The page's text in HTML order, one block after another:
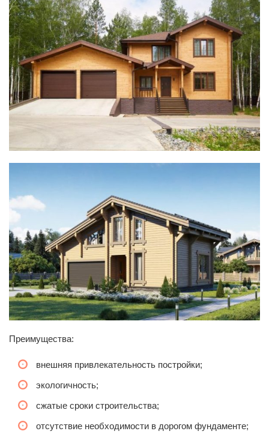
Преимущества:
внешняя привлекательность постройки;
экологичность;
сжатые сроки строительства;
отсутствие необходимости в дорогом фундаменте;